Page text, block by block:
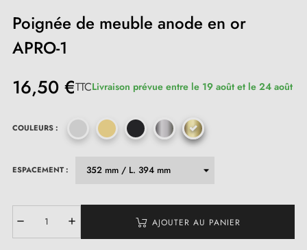
Poignée de meuble anode en or
APRO-1
16,50 €TTCLivraison prévue entre le 19 août et le 24 août
COULEURS :
ESPACEMENT :
AJOUTER AU PANIER